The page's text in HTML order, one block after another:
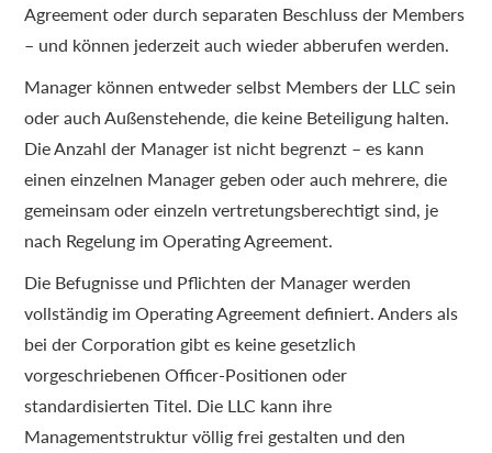
Agreement oder durch separaten Beschluss der Members
– und können jederzeit auch wieder abberufen werden.
Manager können entweder selbst Members der LLC sein
oder auch Außenstehende, die keine Beteiligung halten.
Die Anzahl der Manager ist nicht begrenzt – es kann
einen einzelnen Manager geben oder auch mehrere, die
gemeinsam oder einzeln vertretungsberechtigt sind, je
nach Regelung im Operating Agreement.
Die Befugnisse und Pflichten der Manager werden
vollständig im Operating Agreement definiert. Anders als
bei der Corporation gibt es keine gesetzlich
vorgeschriebenen Officer-Positionen oder
standardisierten Titel. Die LLC kann ihre
Managementstruktur völlig frei gestalten und den